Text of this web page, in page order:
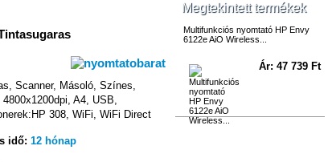
Scanner, Másoló, Színes,
A4, USB,
308, WiFi, WiFi Direct
idő: 12 hónap
Megtekintett termékek
Multifunkciós nyomtató HP Envy
6122e AiO Wireless...
Ár: 47 739 Ft